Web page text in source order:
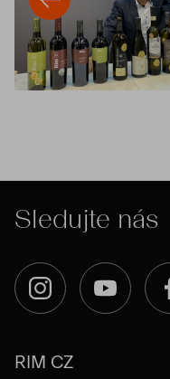
Sledujte nás
InstagramYouTube
RIM CZ